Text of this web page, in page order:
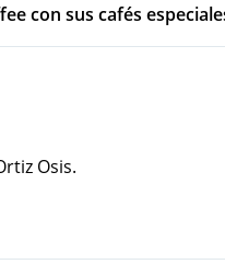
con sus cafés
Osis.